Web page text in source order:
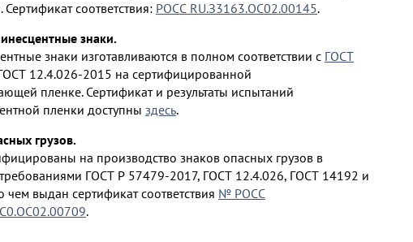
соответствия: РОСС RU.З3163.ОС02.00145.
знаки.
знаки изготавливаются в полном соответствии с ГОСТ
12.4.026-2015 на сертифицированной
пленке. Сертификат и результаты испытаний
пленки доступны здесь.
грузов.
на производство знаков опасных грузов в
требованиями ГОСТ Р 57479-2017, ГОСТ 12.4.026, ГОСТ 14192 и
выдан сертификат соответствия № РОСС
.